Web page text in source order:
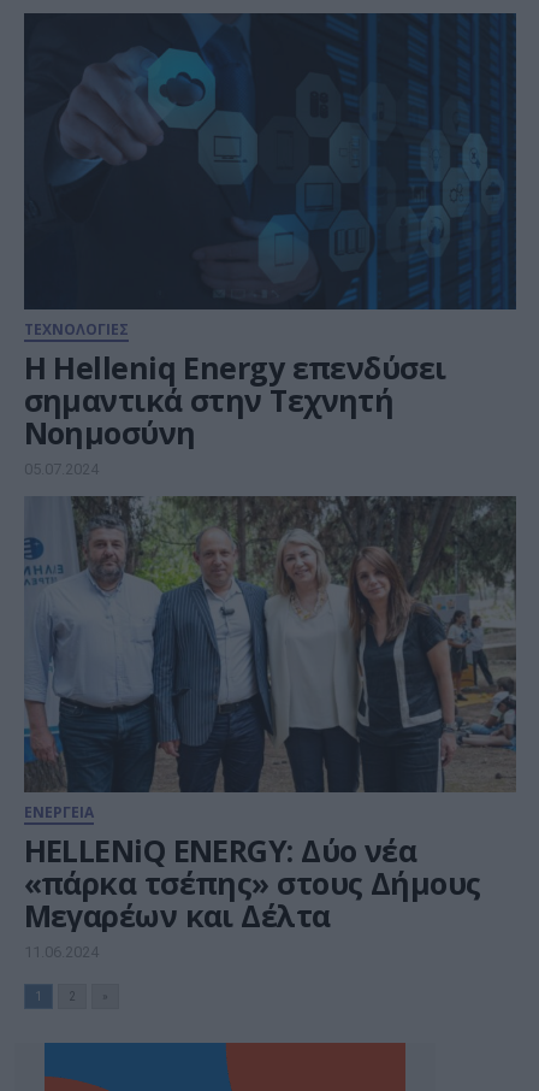
ΤΕΧΝΟΛΟΓΙΕΣ
H Helleniq Energy επενδύσει
σημαντικά στην Τεχνητή
Νοημοσύνη
05.07.2024
ΕΝΕΡΓΕΙΑ
HELLENiQ ENERGY: Δύο νέα
«πάρκα τσέπης» στους Δήμους
Μεγαρέων και Δέλτα
11.06.2024
1 2